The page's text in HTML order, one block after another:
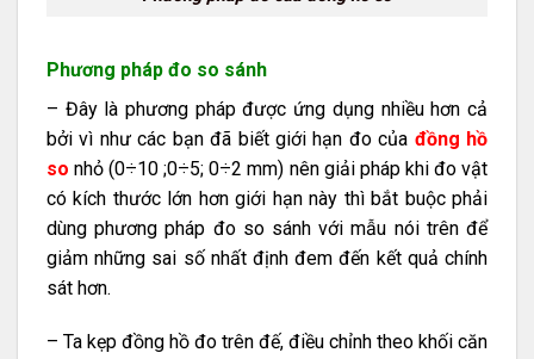
Phương pháp đo so sánh
– Đây là phương pháp được ứng dụng nhiều hơn cả
bởi vì như các bạn đã biết giới hạn đo của đồng hồ
so nhỏ (0÷10 ;0÷5; 0÷2 mm) nên giải pháp khi đo vật
có kích thước lớn hơn giới hạn này thì bắt buộc phải
dùng phương pháp đo so sánh với mẫu nói trên để
giảm những sai số nhất định đem đến kết quả chính
sát hơn.
– Ta kẹp đồng hồ đo trên đế, điều chỉnh theo khối căn